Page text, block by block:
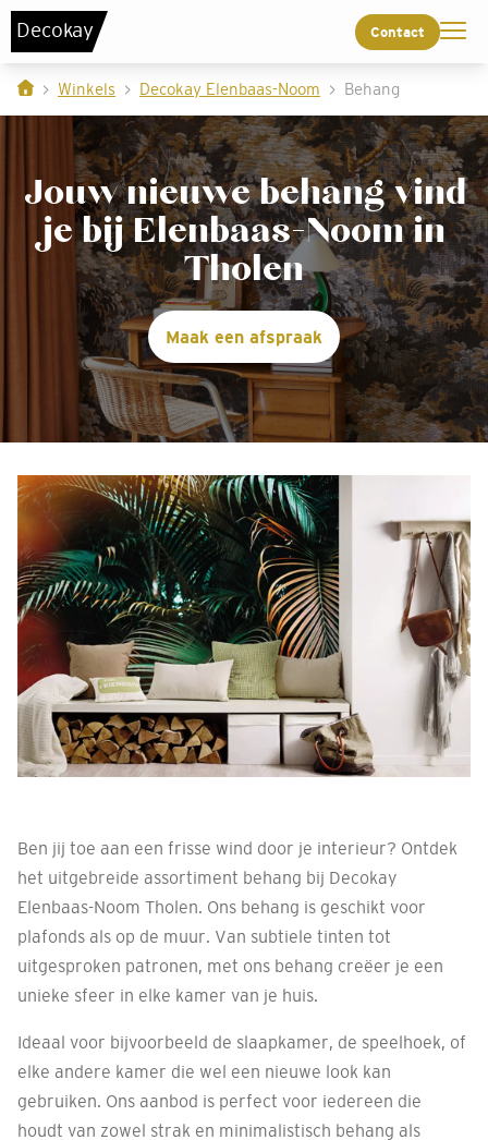
Decokay Contact
Winkels Decokay Elenbaas-Noom Behang
Jouw nieuwe behang vind
je bij Elenbaas-Noom in
Tholen
Maak een afspraak
Ben jij toe aan een frisse wind door je interieur? Ontdek
het uitgebreide assortiment behang bij Decokay
Elenbaas-Noom Tholen. Ons behang is geschikt voor
plafonds als op de muur. Van subtiele tinten tot
uitgesproken patronen, met ons behang creëer je een
unieke sfeer in elke kamer van je huis.
Ideaal voor bijvoorbeeld de slaapkamer, de speelhoek, of
elke andere kamer die wel een nieuwe look kan
gebruiken. Ons aanbod is perfect voor iedereen die
houdt van zowel strak en minimalistisch behang als